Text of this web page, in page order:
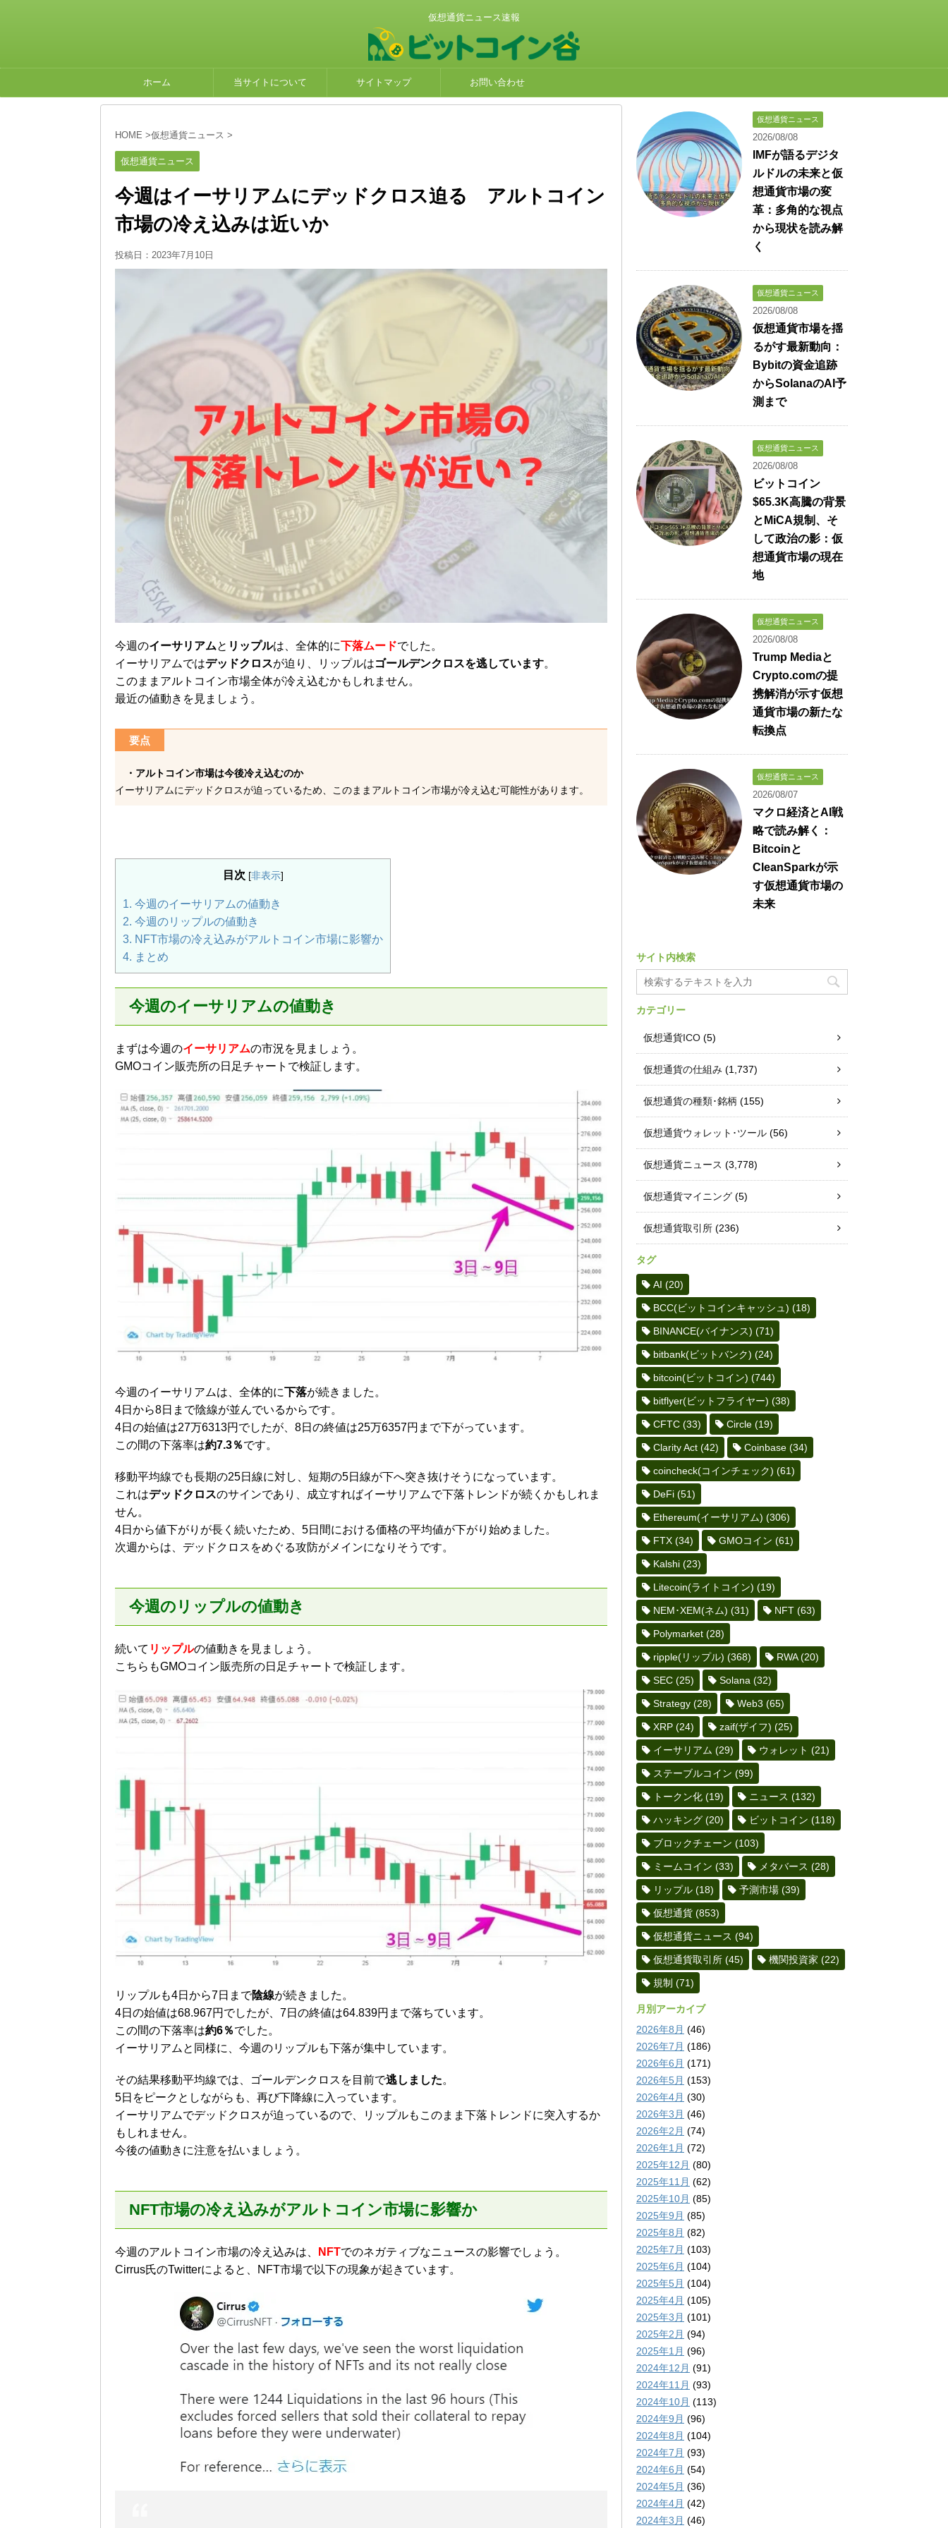
仮想通貨ニュース速報
ホーム 当サイトについて サイトマップ お問い合わせ
HOME >仮想通貨ニュース >
仮想通貨ニュース
今週はイーサリアムにデッドクロス迫る アルトコイン
市場の冷え込みは近いか
投稿日： 2023年7月10日
今週のイーサリアムと リップルは、全体的に下落ムードでした。
イーサリアムではデッドクロスが迫り、リップルはゴールデンクロスを逃しています。
このままアルトコイン市場全体が冷え込むかもしれません。
最近の値動きを見ましょう。
要点
・アルトコイン市場は今後冷え込むのか
イーサリアムにデッドクロスが迫っているため、このままアルトコイン市場が冷え込む可能性があります。
目次 [非表示]
1. 今週のイーサリアムの値動き
2. 今週のリップルの値動き
3. NFT市場の冷え込みがアルトコイン市場に影響か
4. まとめ
今週のイーサリアムの値動き
まずは今週のイーサリアムの市況を見ましょう。
GMOコイン販売所の日足チャートで検証します。
今週のイーサリアムは、全体的に下落が続きました。
4日から8日まで陰線が並んでいるからです。
4日の始値は27万6313円でしたが、8日の終値は25万6357円まで下がっています。
この間の下落率は約7.3％です。
移動平均線でも長期の25日線に対し、短期の5日線が下へ突き抜けそうになっています。
これはデッドクロスのサインであり、成立すればイーサリアムで下落トレンドが続くかもしれま
せん。
4日から値下がりが長く続いたため、5日間における価格の平均値が下がり始めました。
次週からは、デッドクロスをめぐる攻防がメインになりそうです。
今週のリップルの値動き
続いて リップルの値動きを見ましょう。
こちらもGMOコイン販売所の日足チャートで検証します。
リップルも4日から7日まで陰線が続きました。
4日の始値は68.967円でしたが、7日の終値は64.839円まで落ちています。
この間の下落率は約6％でした。
イーサリアムと同様に、今週のリップルも下落が集中しています。
その結果移動平均線では、ゴールデンクロスを目前で逃しました。
5日をピークとしながらも、再び下降線に入っています。
イーサリアムでデッドクロスが迫っているので、リップルもこのまま下落トレンドに突入するか
もしれません。
今後の値動きに注意を払いましょう。
NFT市場の冷え込みがアルトコイン市場に影響か
今週のアルトコイン市場の冷え込みは、 NFTでのネガティブなニュースの影響でしょう。
Cirrus氏のTwitterによると、NFT市場で以下の現象が起きています。
仮想通貨ニュース
2026/08/08
IMFが語るデジタ
ルドルの未来と仮
想通貨市場の変
革：多角的な視点
から現状を読み解
く
仮想通貨ニュース
2026/08/08
仮想通貨市場を揺
るがす最新動向：
Bybitの資金追跡
からSolanaのAI予
測まで
仮想通貨ニュース
2026/08/08
ビットコイン
$65.3K高騰の背景
とMiCA規制、そ
して政治の影：仮
想通貨市場の現在
地
仮想通貨ニュース
2026/08/08
Trump Mediaと
Crypto.comの提
携解消が示す仮想
通貨市場の新たな
転換点
仮想通貨ニュース
2026/08/07
マクロ経済とAI戦
略で読み解く：
Bitcoinと
CleanSparkが示
す仮想通貨市場の
未来
サイト内検索
カテゴリー
仮想通貨ICO (5)
仮想通貨の仕組み (1,737)
仮想通貨の種類･銘柄 (155)
仮想通貨ウォレット･ツール (56)
仮想通貨ニュース (3,778)
仮想通貨マイニング (5)
仮想通貨取引所 (236)
タグ
AI (20)
BCC(ビットコインキャッシュ) (18)
BINANCE(バイナンス) (71)
bitbank(ビットバンク) (24)
bitcoin(ビットコイン) (744)
bitflyer(ビットフライヤー) (38)
CFTC (33) Circle (19)
Clarity Act (42) Coinbase (34)
coincheck(コインチェック) (61)
DeFi (51)
Ethereum(イーサリアム) (306)
FTX (34) GMOコイン (61)
Kalshi (23)
Litecoin(ライトコイン) (19)
NEM･XEM(ネム) (31) NFT (63)
Polymarket (28)
ripple(リップル) (368) RWA(20)
SEC (25) Solana (32)
Strategy (28) Web3 (65)
XRP (24) zaif(ザイフ) (25)
イーサリアム (29) ウォレット (21)
ステーブルコイン (99)
トークン化 (19) ニュース (132)
ハッキング (20) ビットコイン (118)
ブロックチェーン (103)
ミームコイン (33) メタバース (28)
リップル (18) 予測市場 (39)
仮想通貨 (853)
仮想通貨ニュース (94)
仮想通貨取引所 (45) 機関投資家 (22)
規制 (71)
月別アーカイブ
2026年8月 (46)
2026年7月 (186)
2026年6月 (171)
2026年5月 (153)
2026年4月 (30)
2026年3月 (46)
2026年2月 (74)
2026年1月 (72)
2025年12月 (80)
2025年11月 (62)
2025年10月 (85)
2025年9月 (85)
2025年8月 (82)
2025年7月 (103)
2025年6月 (104)
2025年5月 (104)
2025年4月 (105)
2025年3月 (101)
2025年2月 (94)
2025年1月 (96)
2024年12月 (91)
2024年11月 (93)
2024年10月 (113)
2024年9月 (96)
2024年8月 (104)
2024年7月 (93)
2024年6月 (54)
2024年5月 (36)
2024年4月 (42)
2024年3月 (46)